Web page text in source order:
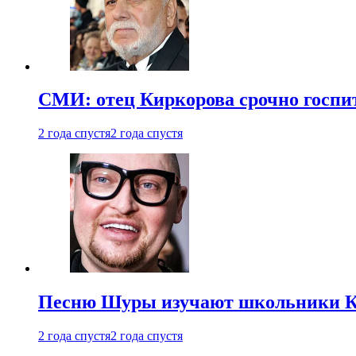
СМИ: отец Киркорова срочно
2 года спустя2 года спустя
Песню Шуры изучают школьники
2 года спустя2 года спустя